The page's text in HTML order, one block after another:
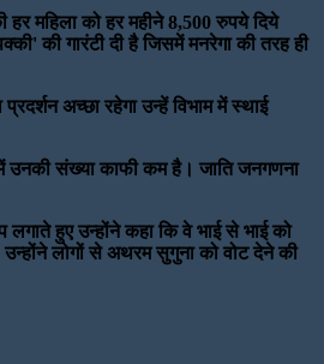
हर महिला को हर महीने 8,500 रुपये दिये
की गारंटी दी है जिसमें मनरेगा की तरह ही
अच्छा रहेगा उन्हें विभाम में स्थाई
उनकी संख्या काफी कम है। जाति जनगणना
हुए उन्होंने कहा कि वे भाई से भाई को
लोगों से अथरम सुगुना को वोट देने की